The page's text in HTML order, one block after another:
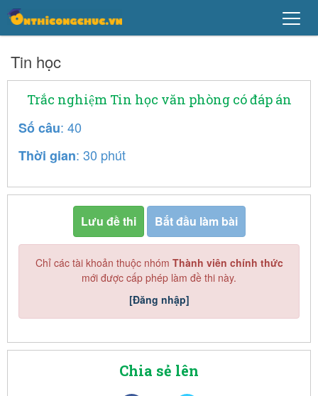
Tin học
Trắc nghiệm Tin học văn phòng có đáp án
Số câu: 40
Thời gian: 30 phút
Lưu đề thi Bắt đầu làm bài
Chỉ các tài khoản thuộc nhóm Thành viên chính thức
mới được cấp phép làm đề thi này.
[Đăng nhập]
Chia sẻ lên